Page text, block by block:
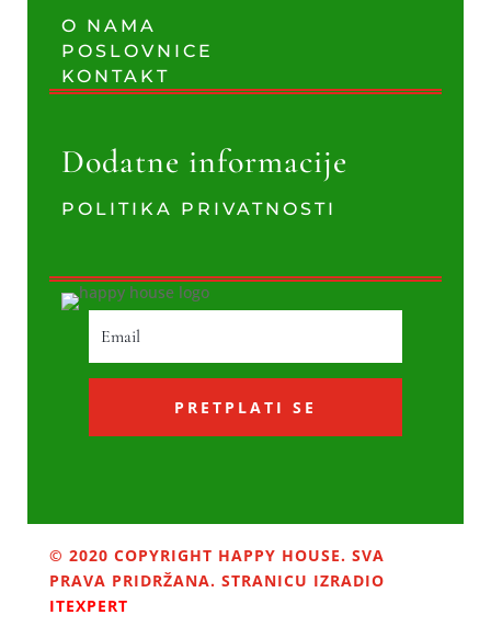
O NAMA
POSLOVNICE
KONTAKT
Dodatne informacije
POLITIKA PRIVATNOSTI
PRETPLATI SE
© 2020 COPYRIGHT HAPPY HOUSE. SVA
PRAVA PRIDRŽANA. STRANICU IZRADIO
ITEXPERT